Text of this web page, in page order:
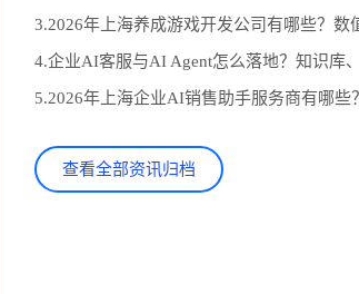
查看全部资讯归档